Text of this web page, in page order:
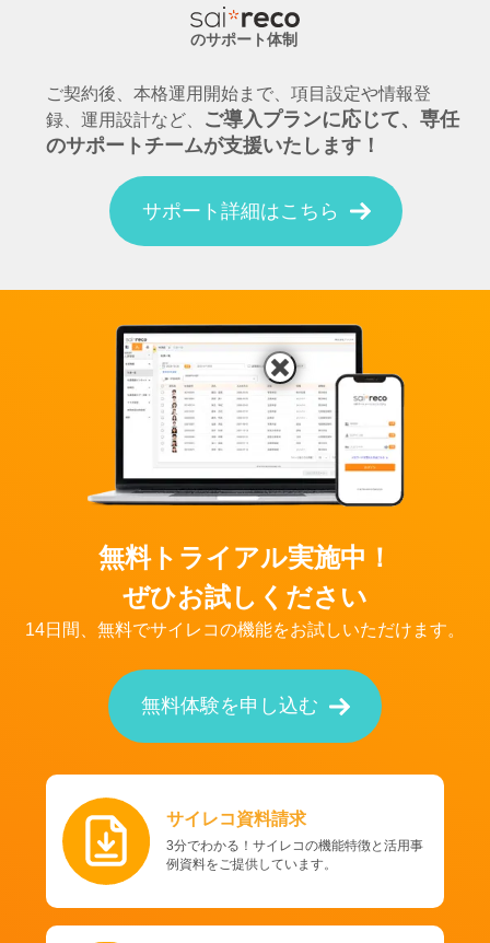
のサポート体制
ご契約後、本格運用開始まで、項目設定や情報登
録、運用設計など、 ご導入プランに応じて、専任
のサポートチームが支援いたします！
サポート詳細はこちら
無料トライアル実施中！
ぜひお試しください
14日間、無料でサイレコの機能をお試しいただけます。
無料体験を申し込む
サイレコ資料請求
3分でわかる！サイレコの機能特徴と活用事
例資料をご提供しています。